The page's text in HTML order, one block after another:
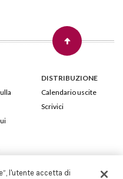
DISTRIBUZIONE
Calendario uscite
Scrivici
l'utente accetta di